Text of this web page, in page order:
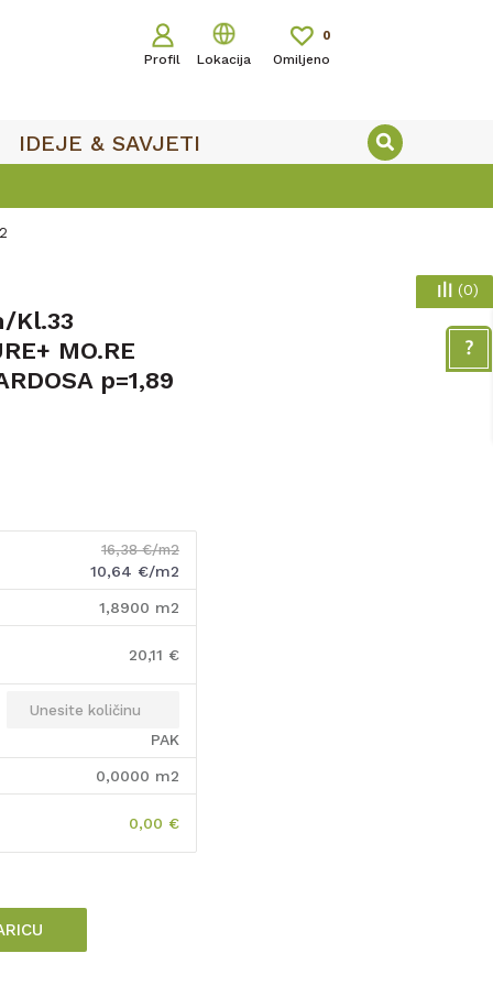
Profil Lokacija Omiljeno
0
IDEJE & SAVJETI
Kl.33
MO.RE
p=1,89
16,38 €/m2
10,64 €/m2
1,8900 m2
20,11 €
PAK
0,0000 m2
0,00 €
(0)